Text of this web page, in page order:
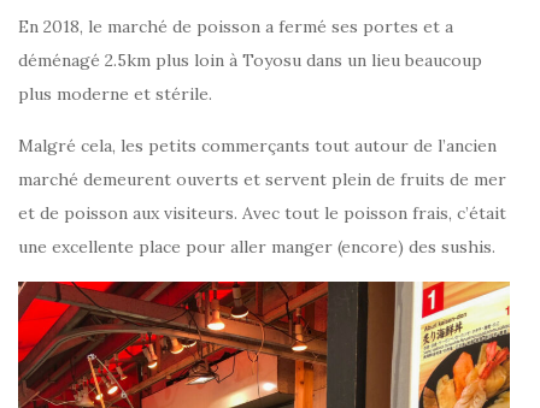
En 2018, le marché de poisson a fermé ses portes et a
déménagé 2.5km plus loin à Toyosu dans un lieu beaucoup
plus moderne et stérile.
Malgré cela, les petits commerçants tout autour de l’ancien
marché demeurent ouverts et servent plein de fruits de mer
et de poisson aux visiteurs. Avec tout le poisson frais, c’était
une excellente place pour aller manger (encore) des sushis.